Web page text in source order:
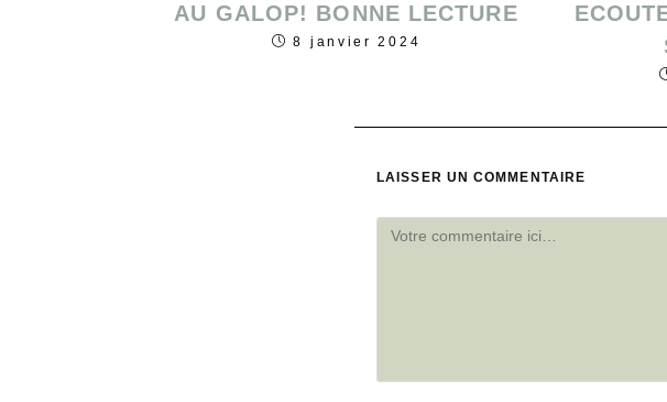
AU GALOP! BONNE LECTURE
8 janvier 2024
LAISSER UN COMMENTAIRE